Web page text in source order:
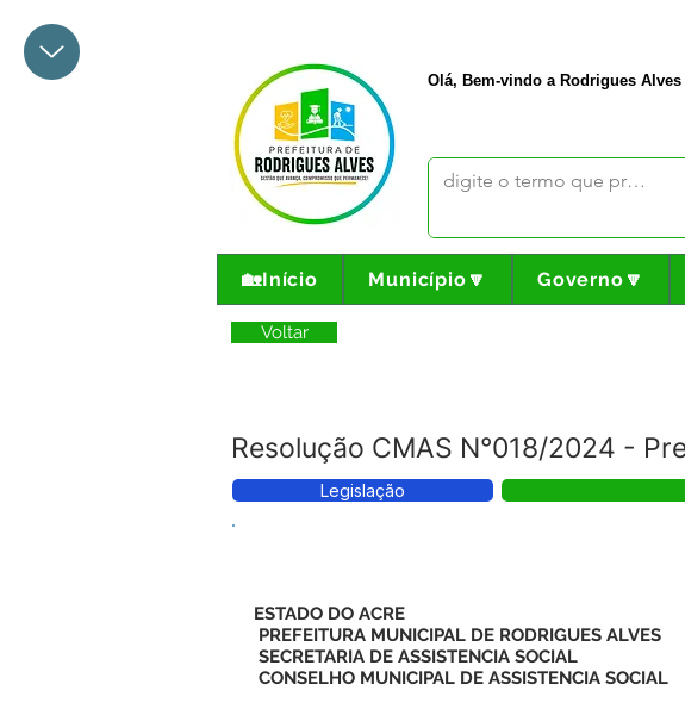
Olá, Bem-vindo a Rodrigues Alves
🏡Início Município🔽 Governo🔽
Voltar
Resolução CMAS N°018/2024 -
Legislação
ESTADO DO ACRE
PREFEITURA MUNICIPAL DE RODRIGUES ALVES
SECRETARIA DE ASSISTENCIA SOCIAL
CONSELHO MUNICIPAL DE ASSISTENCIA SOCIAL